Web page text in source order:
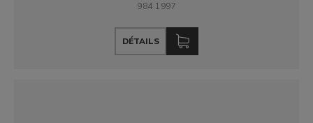
984 1997
DÉTAILS